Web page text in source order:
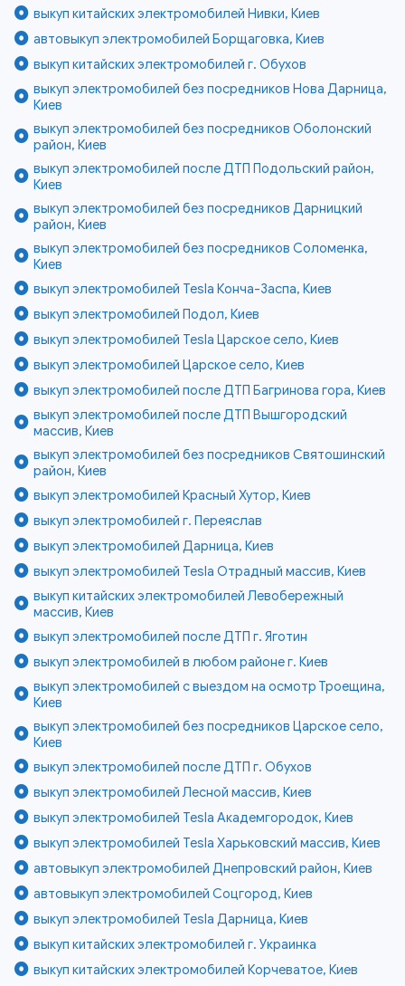
выкуп китайских электромобилей Нивки, Киев
автовыкуп электромобилей Борщаговка, Киев
выкуп китайских электромобилей г. Обухов
выкуп электромобилей без посредников Нова Дарница,
Киев
выкуп электромобилей без посредников Оболонский
район, Киев
выкуп электромобилей после ДТП Подольский район,
Киев
выкуп электромобилей без посредников Дарницкий
район, Киев
выкуп электромобилей без посредников Соломенка,
Киев
выкуп электромобилей Tesla Конча-Заспа, Киев
выкуп электромобилей Подол, Киев
выкуп электромобилей Tesla Царское село, Киев
выкуп электромобилей Царское село, Киев
выкуп электромобилей после ДТП Багринова гора, Киев
выкуп электромобилей после ДТП Вышгородский
массив, Киев
выкуп электромобилей без посредников Святошинский
район, Киев
выкуп электромобилей Красный Хутор, Киев
выкуп электромобилей г. Переяслав
выкуп электромобилей Дарница, Киев
выкуп электромобилей Tesla Отрадный массив, Киев
выкуп китайских электромобилей Левобережный
массив, Киев
выкуп электромобилей после ДТП г. Яготин
выкуп электромобилей в любом районе г. Киев
выкуп электромобилей с выездом на осмотр Троещина,
Киев
выкуп электромобилей без посредников Царское село,
Киев
выкуп электромобилей после ДТП г. Обухов
выкуп электромобилей Лесной массив, Киев
выкуп электромобилей Tesla Академгородок, Киев
выкуп электромобилей Tesla Харьковский массив, Киев
автовыкуп электромобилей Днепровский район, Киев
автовыкуп электромобилей Соцгород, Киев
выкуп электромобилей Tesla Дарница, Киев
выкуп китайских электромобилей г. Украинка
выкуп китайских электромобилей Корчеватое, Киев